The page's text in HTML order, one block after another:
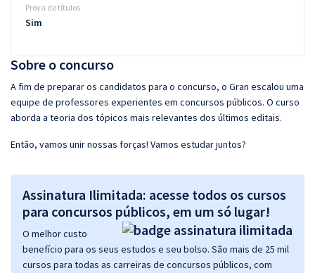
Sobre o concurso
A fim de preparar os candidatos para o concurso, o Gran escalou uma
equipe de professores experientes em concursos públicos. O curso
aborda a teoria dos tópicos mais relevantes dos últimos editais.
Então, vamos unir nossas forças! Vamos estudar juntos?
Assinatura Ilimitada: acesse todos os cursos
para concursos públicos, em um só lugar!
O melhor custo
benefício para os seus estudos e seu bolso. São mais de 25 mil
cursos para todas as carreiras de concursos públicos, com
Prova de títulos
Sim